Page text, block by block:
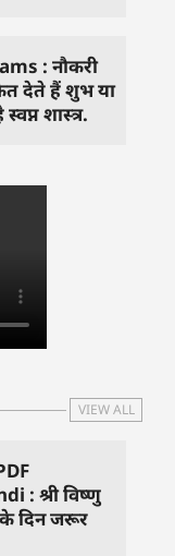
: नौकरी
देते हैं शुभ या
शास्त्र.
VIEW ALL
: श्री विष्णु
दिन जरूर